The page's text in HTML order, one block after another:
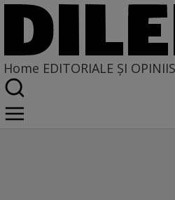
Home EDITORIALE ȘI OPINII